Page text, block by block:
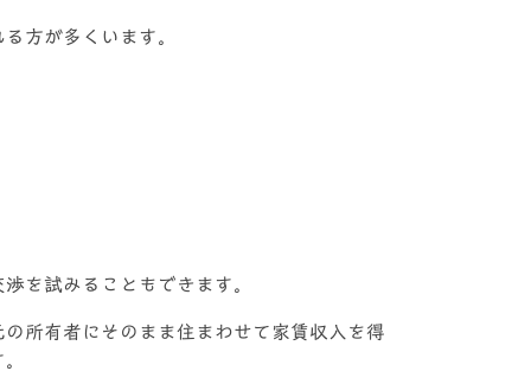
方が多くいます。
を試みることもできます。
所有者にそのまま住まわせて家賃収入を得